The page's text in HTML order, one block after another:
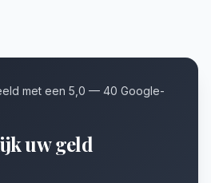
met een 5,0 — 40 Google-
uw geld